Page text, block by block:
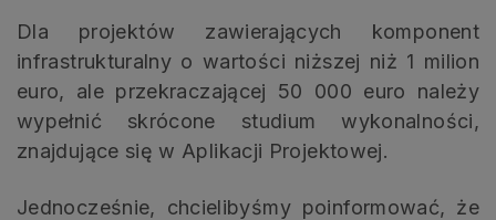
Dla projektów zawierających komponent
infrastrukturalny o wartości niższej niż 1 milion
euro, ale przekraczającej 50 000 euro należy
wypełnić skrócone studium wykonalności,
znajdujące się w Aplikacji Projektowej.
Jednocześnie, chcielibyśmy poinformować, że